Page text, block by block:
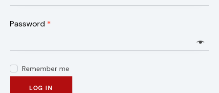
Password *
Remember me
LOG IN